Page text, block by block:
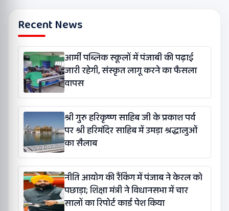
Recent News
आर्मी पब्लिक स्कूलों में पंजाबी की पढ़ाई
जारी रहेगी, संस्कृत लागू करने का फैसला
वापस
श्री गुरु हरिकृष्ण साहिब जी के प्रकाश पर्व
पर श्री हरिमंदिर साहिब में उमड़ा श्रद्धालुओं
का सैलाब
नीति आयोग की रैंकिंग में पंजाब ने केरल को
पछाड़ा; शिक्षा मंत्री ने विधानसभा में चार
सालों का रिपोर्ट कार्ड पेश किया